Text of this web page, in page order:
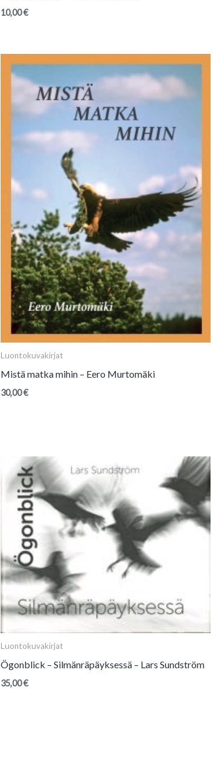
10,00€
Luontokuvakirjat
Mistä matka mihin – Eero Murtomäki
30,00€
Luontokuvakirjat
Ögonblick – Silmänräpäyksessä – Lars Sundström
35,00€